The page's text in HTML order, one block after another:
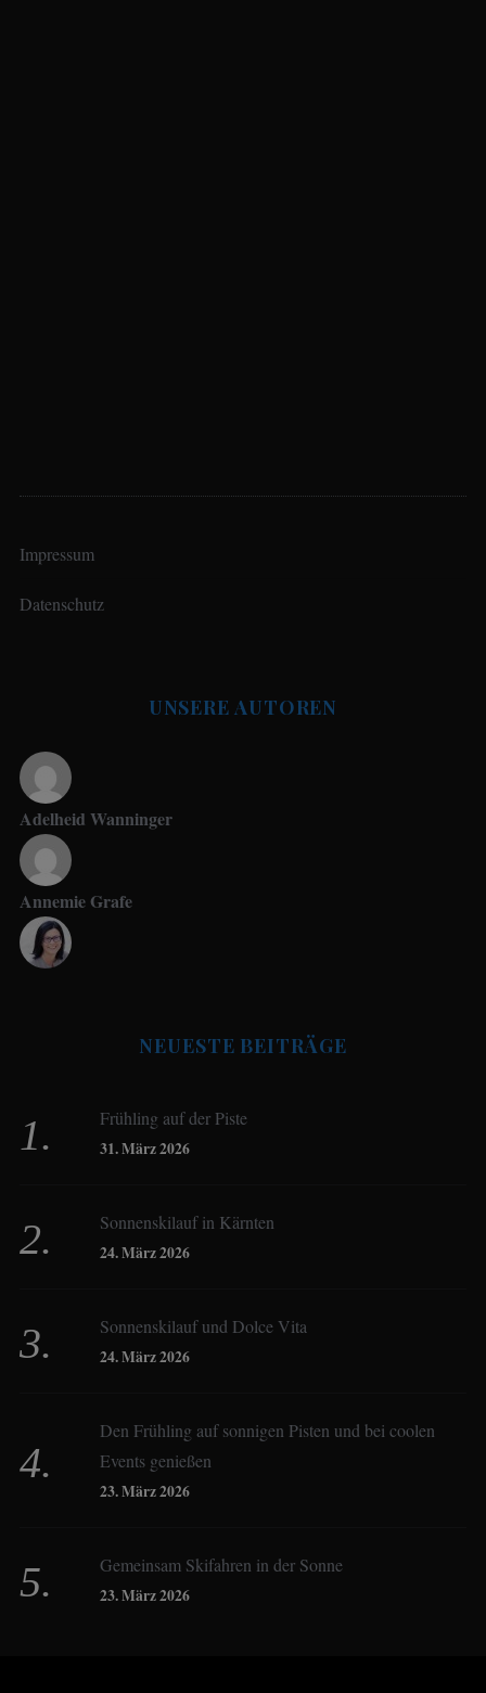
Impressum
Datenschutz
UNSERE AUTOREN
Adelheid Wanninger
Annemie Grafe
Birgit Werner
Christoph Schrahe
Derk Hoberg
Dominique Schroller
NEUESTE BEITRÄGE
Frühling auf der Piste
31. März 2026
Sonnenskilauf in Kärnten
24. März 2026
Sonnenskilauf und Dolce Vita
24. März 2026
Den Frühling auf sonnigen Pisten und bei coolen
Events genießen
23. März 2026
Gemeinsam Skifahren in der Sonne
23. März 2026